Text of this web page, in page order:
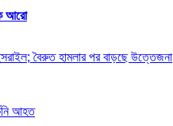
আরো
ইসরাইল; বৈরুত হামলার পর বাড়ছে উত্তেজনা
আহত